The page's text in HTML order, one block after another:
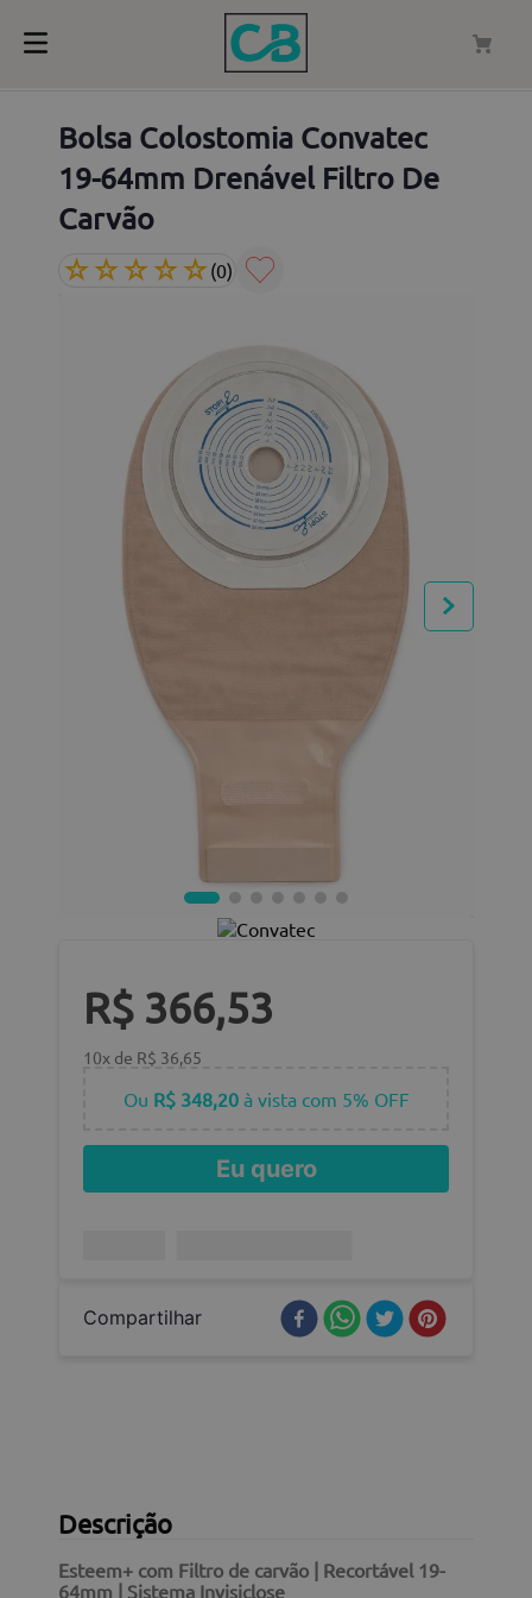
Bolsa Colostomia Convatec
19-64mm Drenável Filtro De
Carvão
☆☆☆☆☆(0)
R$ 366,53
10x de R$ 36,65
Ou R$ 348,20 à vista com 5% OFF
Eu quero
Compartilhar
Descrição
Esteem+ com Filtro de carvão | Recortável 19-
64mm | Sistema Invisiclose